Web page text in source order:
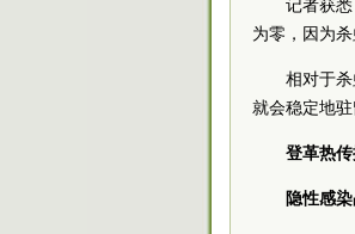
记者获
为零，因为
相对于
就会稳定地驻
登革热
隐性感